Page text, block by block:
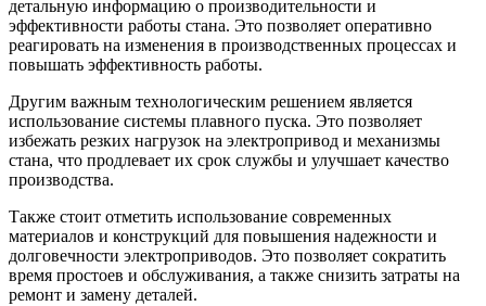
детальную информацию о производительности и
эффективности работы стана. Это позволяет оперативно
реагировать на изменения в производственных процессах и
повышать эффективность работы.
Другим важным технологическим решением является
использование системы плавного пуска. Это позволяет
избежать резких нагрузок на электропривод и механизмы
стана, что продлевает их срок службы и улучшает качество
производства.
Также стоит отметить использование современных
материалов и конструкций для повышения надежности и
долговечности электроприводов. Это позволяет сократить
время простоев и обслуживания, а также снизить затраты на
ремонт и замену деталей.